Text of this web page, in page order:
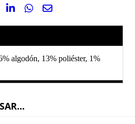
algodón, 13% poliéster, 1%